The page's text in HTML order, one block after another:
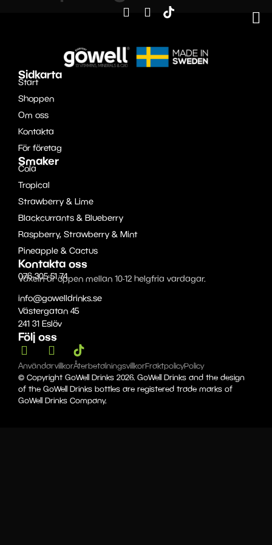
Sidkarta
Start
Shoppen
Om oss
Kontakta
För företag
Smaker
Cola
Tropical
Strawberry & Lime
Blackcurrants & Blueberry
Raspberry, Strawberry & Mint
Pineapple & Cactus
Kontakta oss
076-305 51 74
Växeln är öppen mellan 10-12 helgfria vardagar.
info@gowelldrinks.se
Västergatan 45
241 31 Eslöv
Följ oss
AnvändarvillkorÅterbetalningsvillkorFraktpolicyPolicy
© Copyright GoWell Drinks 2026. GoWell Drinks and the design
of the GoWell Drinks bottles are registered trade marks of
GoWell Drinks Company.